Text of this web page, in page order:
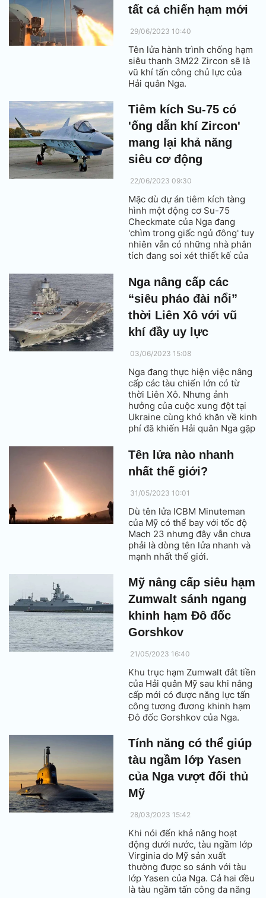
tất cả chiến hạm mới
29/06/2023 10:40
Tên lửa hành trình chống hạm
siêu thanh 3M22 Zircon sẽ là
vũ khí tấn công chủ lực của
Hải quân Nga.
Tiêm kích Su-75 có
'ống dẫn khí Zircon'
mang lại khả năng
siêu cơ động
22/06/2023 09:30
Mặc dù dự án tiêm kích tàng
hình một động cơ Su-75
Checkmate của Nga đang
'chìm trong giấc ngủ đông' tuy
nhiên vẫn có những nhà phân
tích đang soi xét thiết kế của
Nga nâng cấp các
“siêu pháo đài nổi”
thời Liên Xô với vũ
khí đầy uy lực
03/06/2023 15:08
Nga đang thực hiện việc nâng
cấp các tàu chiến lớn có từ
thời Liên Xô. Nhưng ảnh
hưởng của cuộc xung đột tại
Ukraine cùng khó khăn về kinh
phí đã khiến Hải quân Nga gặp
trình này.
Tên lửa nào nhanh
nhất thế giới?
31/05/2023 10:01
Dù tên lửa ICBM Minuteman
của Mỹ có thể bay với tốc độ
Mach 23 nhưng đây vẫn chưa
phải là dòng tên lửa nhanh và
mạnh nhất thế giới.
Mỹ nâng cấp siêu hạm
Zumwalt sánh ngang
khinh hạm Đô đốc
Gorshkov
21/05/2023 16:40
Khu trục hạm Zumwalt đắt tiền
của Hải quân Mỹ sau khi nâng
cấp mới có được năng lực tấn
công tương đương khinh hạm
Đô đốc Gorshkov của Nga.
Tính năng có thể giúp
tàu ngầm lớp Yasen
của Nga vượt đối thủ
Mỹ
28/03/2023 15:42
Khi nói đến khả năng hoạt
động dưới nước, tàu ngầm lớp
Virginia do Mỹ sản xuất
thường được so sánh với tàu
lớp Yasen của Nga. Cả hai đều
là tàu ngầm tấn công đa năng